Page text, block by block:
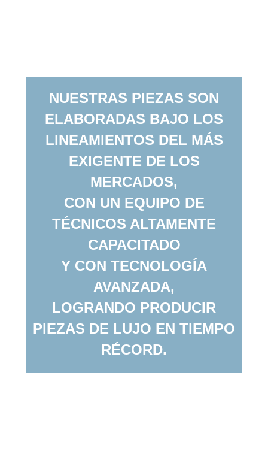
NUESTRAS PIEZAS SON
ELABORADAS BAJO LOS
LINEAMIENTOS DEL MÁS
EXIGENTE DE LOS
MERCADOS,
CON UN EQUIPO DE
TÉCNICOS ALTAMENTE
CAPACITADO
Y CON TECNOLOGÍA
AVANZADA,
LOGRANDO PRODUCIR
PIEZAS DE LUJO EN TIEMPO
RÉCORD.